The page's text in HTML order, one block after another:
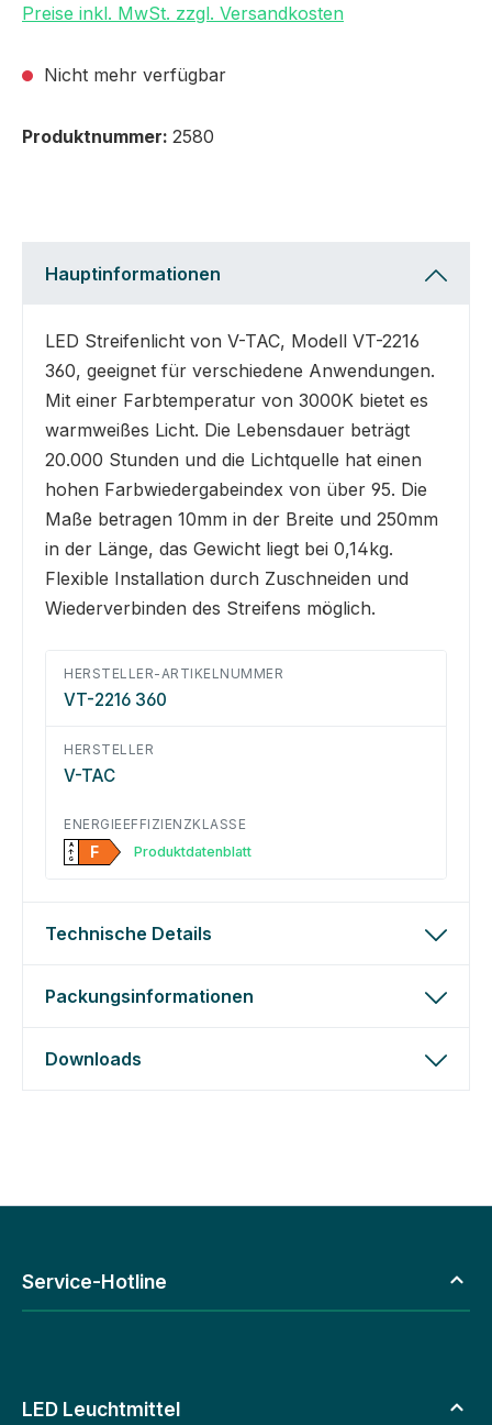
Preise inkl. MwSt. zzgl. Versandkosten
Nicht mehr verfügbar
Produktnummer: 2580
Hauptinformationen
LED Streifenlicht von V-TAC, Modell VT-2216
360, geeignet für verschiedene Anwendungen.
Mit einer Farbtemperatur von 3000K bietet es
warmweißes Licht. Die Lebensdauer beträgt
20.000 Stunden und die Lichtquelle hat einen
hohen Farbwiedergabeindex von über 95. Die
Maße betragen 10mm in der Breite und 250mm
in der Länge, das Gewicht liegt bei 0,14kg.
Flexible Installation durch Zuschneiden und
Wiederverbinden des Streifens möglich.
HERSTELLER-ARTIKELNUMMER
VT-2216 360
HERSTELLER
V-TAC
ENERGIEEFFIZIENZKLASSE
A
↑
G F Produktdatenblatt
Technische Details
Packungsinformationen
Downloads
Service-Hotline
LED Leuchtmittel